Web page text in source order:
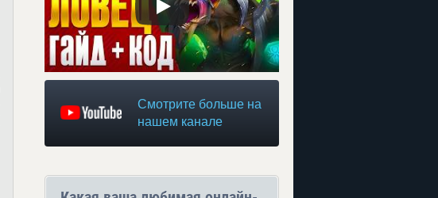
Смотрите больше на
нашем канале